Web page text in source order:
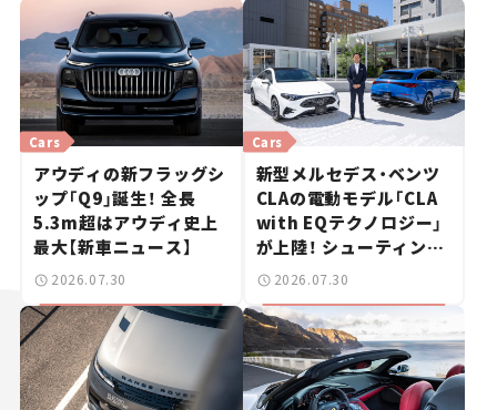
Cars
アウディの新フラッグシ
ップ「Q9」誕生！ 全長
5.3m超はアウディ史上
最大【新車ニュース】
2026.07.30
Cars
新型メルセデス・ベンツ
CLAの電動モデル「CLA
with EQテクノロジー」
が上陸！ シューティング
ブレークも発売【新車ニ
2026.07.30